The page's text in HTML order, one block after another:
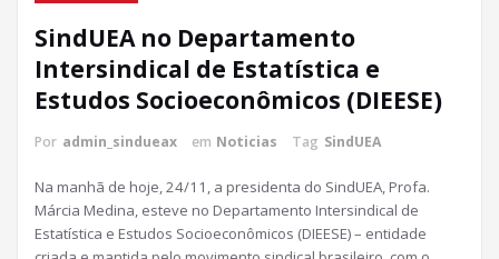
SindUEA no Departamento
Intersindical de Estatística e
Estudos Socioeconômicos (DIEESE)
Por admin_sindueax em Noticias Tag SindUEA
Na manhã de hoje, 24/11, a presidenta do SindUEA, Profa.
Márcia Medina, esteve no Departamento Intersindical de
Estatística e Estudos Socioeconômicos (DIEESE) – entidade